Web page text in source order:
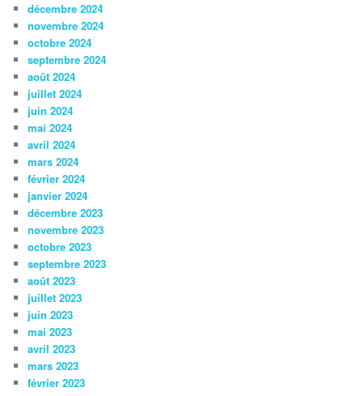
décembre 2024
novembre 2024
octobre 2024
septembre 2024
août 2024
juillet 2024
juin 2024
mai 2024
avril 2024
mars 2024
février 2024
janvier 2024
décembre 2023
novembre 2023
octobre 2023
septembre 2023
août 2023
juillet 2023
juin 2023
mai 2023
avril 2023
mars 2023
février 2023